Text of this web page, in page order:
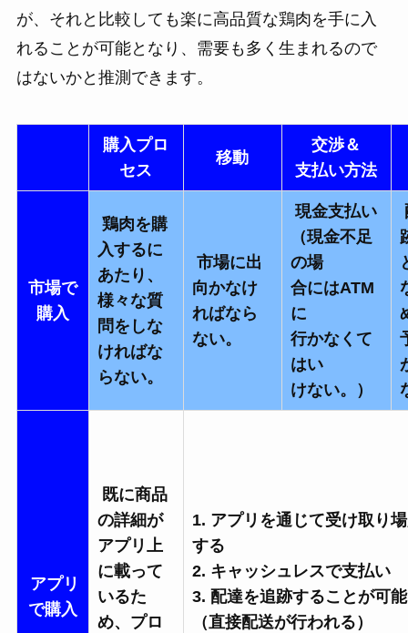
が、それと比較しても楽に高品質な鶏肉を手に入
れることが可能となり、需要も多く生まれるので
はないかと推測できます。
購入プロ
セス
移動
交渉＆
支払い方法
市場で
購入
鶏肉を購
入するに
あたり、
様々な質
問をしな
ければな
らない。
市場に出
向かなけ
ればなら
ない。
現金支払い
（現金不足
の場
合にはATM
に
行かなくて
はい
けない。）
アプリ
で購入
既に商品
の詳細が
アプリ上
に載って
いるた
め、プロ
1. アプリを通じて受け取り
する
2. キャッシュレスで支払い
3. 配達を追跡することが可能
（直接配送が行われる）